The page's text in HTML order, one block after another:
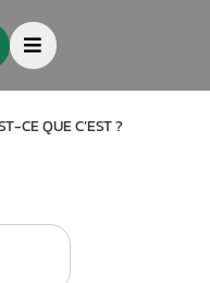
CE QUE C’EST ?